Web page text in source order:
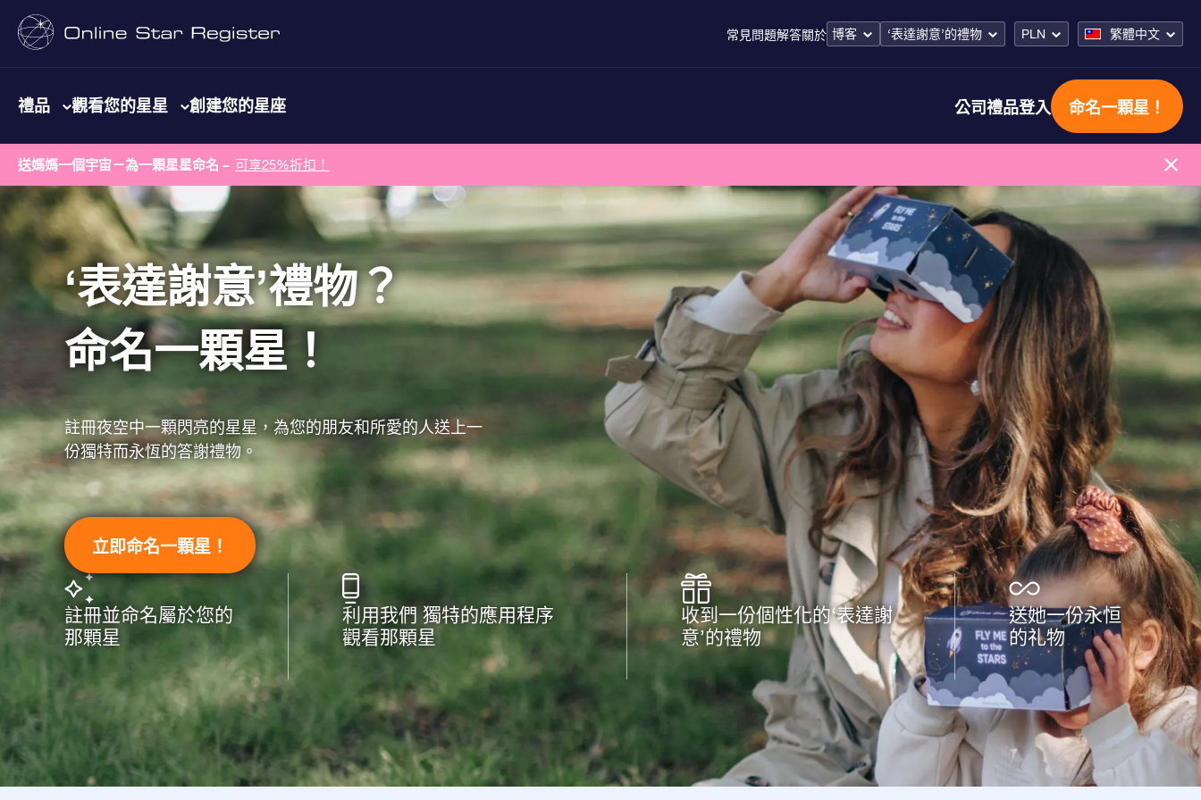
常見問題解答關於 博客 ‘表達謝意’的禮物 PLN 繁體中文
禮品 觀看您的星星 創建您的星座 公司禮品登入 命名一顆星！
送媽媽一個宇宙－為一顆星星命名 – 可享25%折扣！
‘表達謝意’禮物？
命名一顆星！
註冊夜空中一顆閃亮的星星，為您的朋友和所愛的人送上一
份獨特而永恆的答謝禮物。
立即命名一顆星！
註冊並命名屬於您的
那顆星
利用我們 獨特的應用程序
觀看那顆星
收到一份個性化的‘表達謝
意’的禮物
送她一份永恒
的礼物